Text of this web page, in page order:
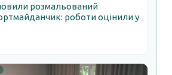
розмальований
роботи оцінили у